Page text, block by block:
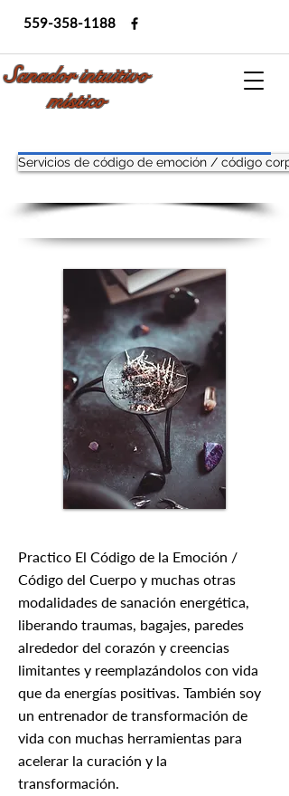
559-358-1188
Sanador intuitivo
místico
Servicios de código de emoción / código
Practico El Código de la Emoción /
Código del Cuerpo y muchas otras
modalidades de sanación energética,
liberando traumas, bagajes, paredes
alrededor del corazón y creencias
limitantes y reemplazándolos con vida
que da energías positivas. También soy
un entrenador de transformación de
vida con muchas herramientas para
acelerar la curación y la
transformación.